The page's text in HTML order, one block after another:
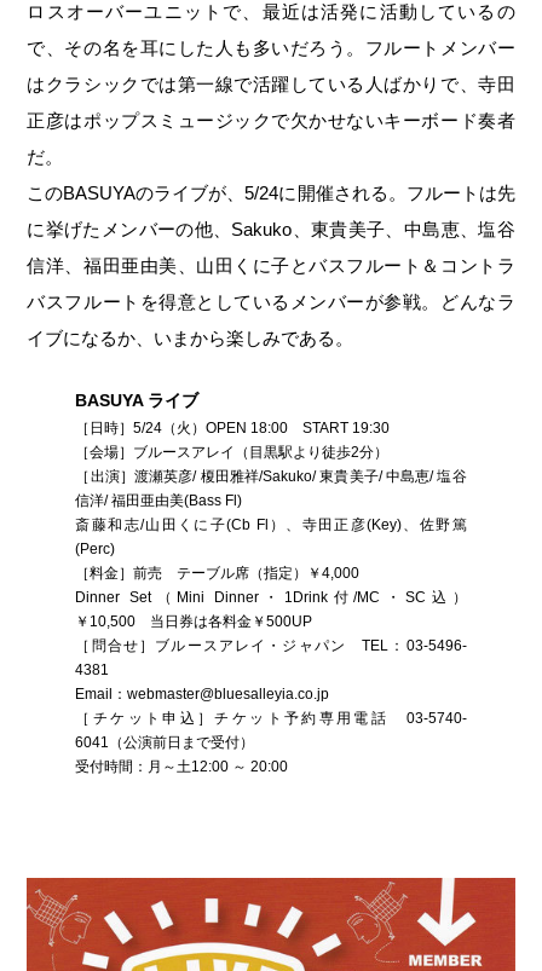
ロスオーバーユニットで、最近は活発に活動しているの
で、その名を耳にした人も多いだろう。フルートメンバー
はクラシックでは第一線で活躍している人ばかりで、寺田
正彦はポップスミュージックで欠かせないキーボード奏者
だ。
このBASUYAのライブが、5/24に開催される。フルートは先
に挙げたメンバーの他、Sakuko、東貴美子、中島恵、塩谷
信洋、福田亜由美、山田くに子とバスフルート＆コントラ
バスフルートを得意としているメンバーが参戦。どんなラ
イブになるか、いまから楽しみである。
BASUYA ライブ
［日時］5/24（火）OPEN 18:00 START 19:30
［会場］ブルースアレイ（目黒駅より徒歩2分）
［出演］渡瀬英彦/ 榎田雅祥/Sakuko/ 東貴美子/ 中島恵/ 塩谷
信洋/ 福田亜由美(Bass Fl)
斎藤和志/山田くに子(Cb Fl）、寺田正彦(Key)、佐野篤
(Perc)
［料金］前売 テーブル席（指定）￥4,000
Dinner Set（Mini Dinner・1Drink付/MC・SC込）
￥10,500 当日券は各料金￥500UP
［問合せ］ブルースアレイ・ジャパン TEL：03-5496-
4381
Email：webmaster@bluesalleyia.co.jp
［チケット申込］チケット予約専用電話 03-5740-
6041（公演前日まで受付）
受付時間：月～土12:00 ～ 20:00